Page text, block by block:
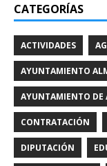
CATEGORÍAS
ACTIVIDADES
AYUNTAMIENTO
AYUNTAMIENTO DE
CONTRATACIÓN
DIPUTACIÓN